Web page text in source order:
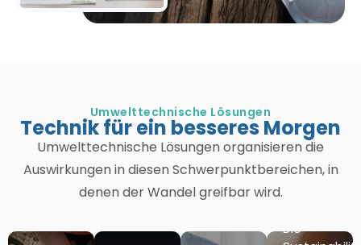
Umwelttechnische Lösungen
Technik für ein besseres Morgen
Umwelttechnische Lösungen organisieren die
Auswirkungen in diesen Schwerpunktbereichen, in
denen der Wandel greifbar wird.
Die